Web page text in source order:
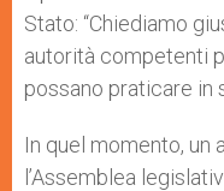
Stato: “Chiediamo
autorità competenti
possano praticare in
In quel momento,
l’Assemblea